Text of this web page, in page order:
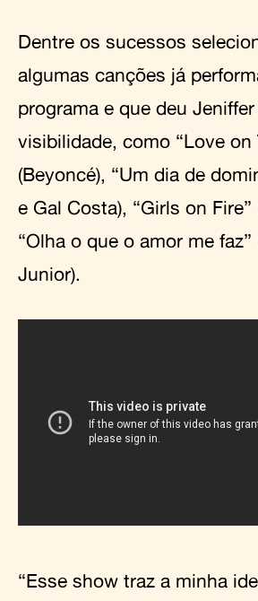
Dentre os sucessos
algumas canções já
programa e que deu
visibilidade, como “Love on
(Beyoncé), “Um dia de
e Gal Costa), “Girls on Fire”
“Olha o que o amor me faz”
Junior).
“Esse show traz a minha